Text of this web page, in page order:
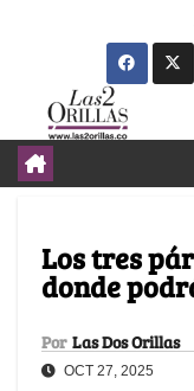
Los tres
donde
Por Las Dos Orillas
OCT 27, 2025